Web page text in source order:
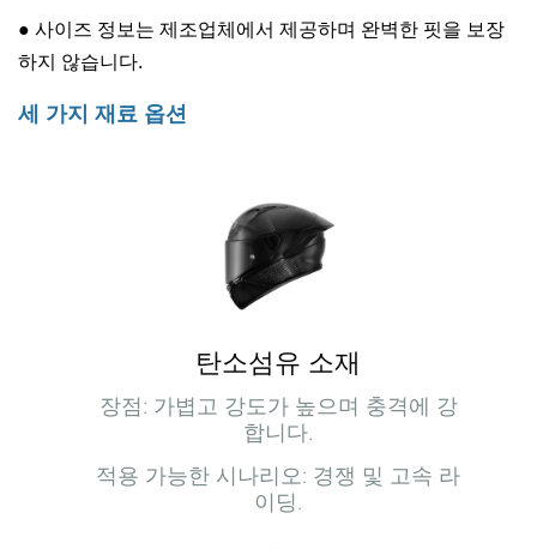
● 사이즈 정보는 제조업체에서 제공하며 완벽한 핏을 보장
하지 않습니다.
세 가지 재료 옵션
탄소섬유 소재
장점: 가볍고 강도가 높으며 충격에 강
합니다.
적용 가능한 시나리오: 경쟁 및 고속 라
이딩.